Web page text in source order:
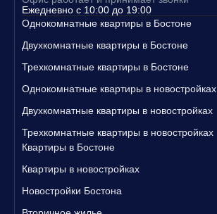
Ежедневно с 10:00 до 19:00
Однокомнатные квартиры в Бостоне
Двухкомнатные квартиры в Бостоне
Трехкомнатные квартиры в Бостоне
Однокомнатные квартиры в новостройках
Двухкомнатные квартиры в новостройках
Трехкомнатные квартиры в новостройках
Квартиры в Бостоне
Квартиры в новостройках
Новостройки Бостона